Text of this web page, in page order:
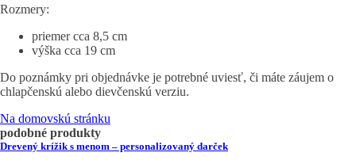
Rozmery:
priemer cca 8,5 cm
výška cca 19 cm
Do poznámky pri objednávke je potrebné uviesť, či máte záujem o
chlapčenskú alebo dievčenskú verziu.
Na domovskú stránku
podobné produkty
Drevený krížik s menom – personalizovaný darček